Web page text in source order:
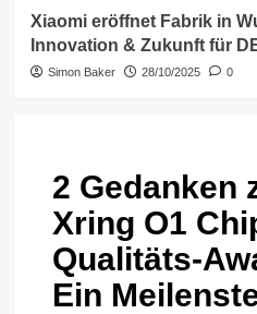
Xiaomi eröffnet Fabrik in
Innovation & Zukunft für
Simon Baker 28/10/2025 0
2 Gedanken
Xring O1
Qualitäts-
Ein